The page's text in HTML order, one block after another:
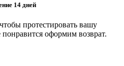
14 дней
протестировать вашу
оформим возврат.